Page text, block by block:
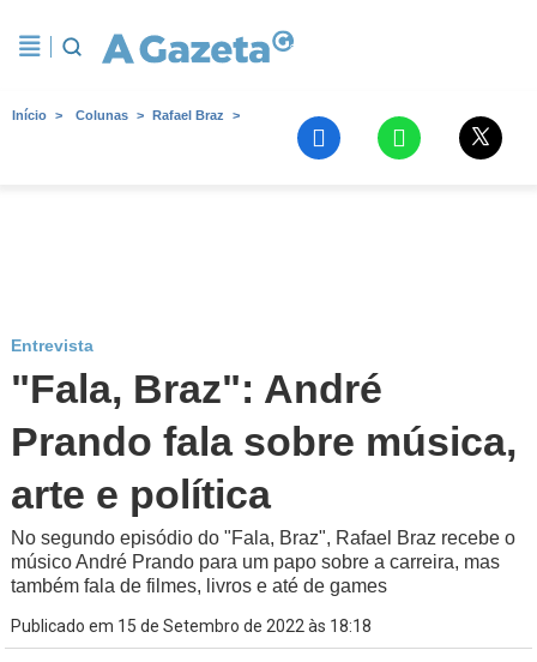
Início Colunas Rafael Braz
Entrevista
"Fala, Braz": André
Prando fala sobre música,
arte e política
No segundo episódio do "Fala, Braz", Rafael Braz recebe o
músico André Prando para um papo sobre a carreira, mas
também fala de filmes, livros e até de games
Publicado em 15 de Setembro de 2022 às 18:18